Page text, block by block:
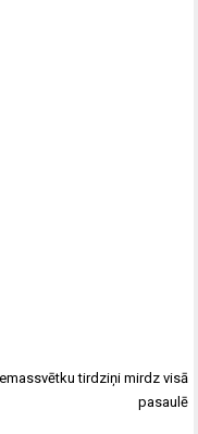
tirdziņi mirdz visā
pasaulē